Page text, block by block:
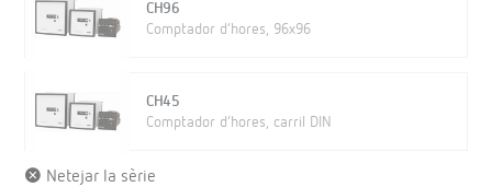
CH96
Comptador d’hores, 96x96
CH45
Comptador d’hores, carril DIN
Netejar la sèrie